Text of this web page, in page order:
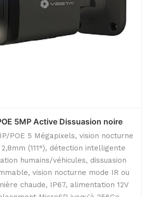
5MP Active Dissuasion noire
POE 5 Mégapixels, vision nocturne
(111°), détection intelligente
humains/véhicules, dissuasion
vision nocturne mode IR ou
chaude, IP67, alimentation 12V